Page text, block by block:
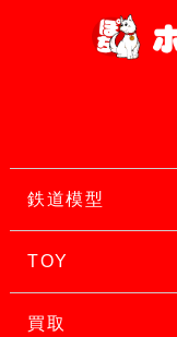
鉄道模型
TOY
買取